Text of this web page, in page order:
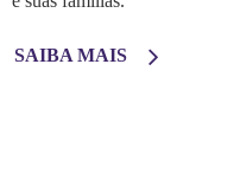
SAIBA MAIS